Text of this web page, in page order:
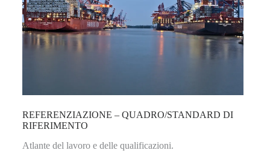
REFERENZIAZIONE – QUADRO/STANDARD DI
RIFERIMENTO
Atlante del lavoro e delle qualificazioni.